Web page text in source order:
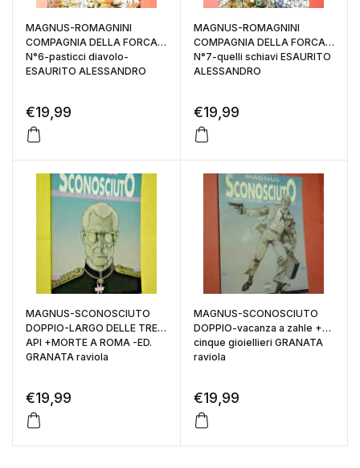
MAGNUS-ROMAGNINI
COMPAGNIA DELLA FORCA
N°6-pasticci diavolo-
ESAURITO ALESSANDRO
€19,99
MAGNUS-ROMAGNINI
COMPAGNIA DELLA FORCA
N°7-quelli schiavi ESAURITO
ALESSANDRO
€19,99
MAGNUS-SCONOSCIUTO
DOPPIO-LARGO DELLE TRE
API +MORTE A ROMA -ED.
GRANATA raviola
€19,99
MAGNUS-SCONOSCIUTO
DOPPIO-vacanza a zahle +
cinque gioiellieri GRANATA
raviola
€19,99